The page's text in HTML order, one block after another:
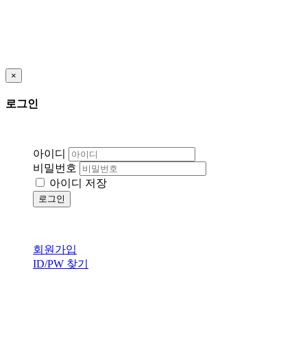
×
로그인
아이디
비밀번호
아이디 저장
로그인
회원가입
ID/PW 찾기